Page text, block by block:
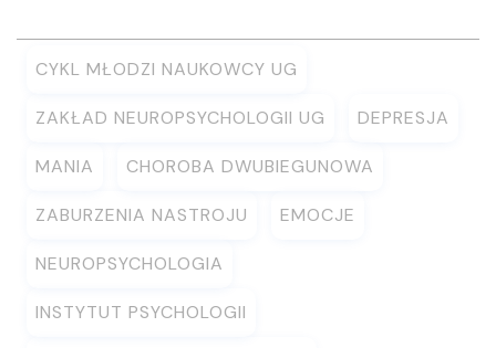
CYKL MŁODZI NAUKOWCY UG
ZAKŁAD NEUROPSYCHOLOGII UG DEPRESJA
MANIA CHOROBA DWUBIEGUNOWA
ZABURZENIA NASTROJU EMOCJE
NEUROPSYCHOLOGIA
INSTYTUT PSYCHOLOGII